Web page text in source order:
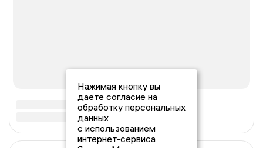
Нажимая кнопку вы
даете согласие на
обработку персональных
данных
с использованием
интернет-сервиса